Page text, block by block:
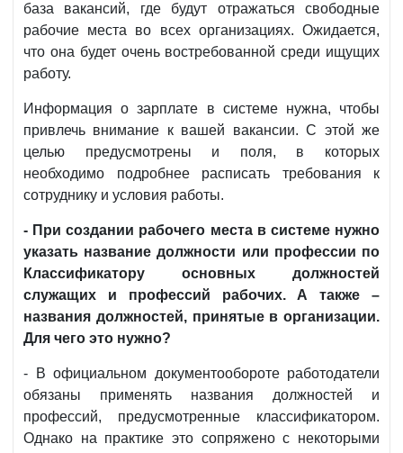
база вакансий, где будут отражаться свободные
рабочие места во всех организациях. Ожидается,
что она будет очень востребованной среди ищущих
работу.
Информация о зарплате в системе нужна, чтобы
привлечь внимание к вашей вакансии. С этой же
целью предусмотрены и поля, в которых
необходимо подробнее расписать требования к
сотруднику и условия работы.
- При создании рабочего места в системе нужно
указать название должности или профессии по
Классификатору основных должностей
служащих и профессий рабочих. А также –
названия должностей, принятые в организации.
Для чего это нужно?
- В официальном документообороте работодатели
обязаны применять названия должностей и
профессий, предусмотренные классификатором.
Однако на практике это сопряжено с некоторыми